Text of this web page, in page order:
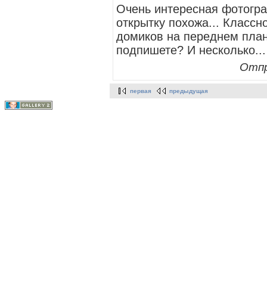
Очень интересная
открытку похожа...
домиков на переднем
подпишете? И несколько...
первая предыдущая